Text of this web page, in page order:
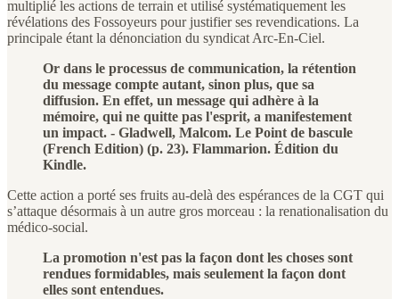
multiplié les actions de terrain et utilisé systématiquement les
révélations des Fossoyeurs pour justifier ses revendications. La
principale étant la dénonciation du syndicat Arc-En-Ciel.
Or dans le processus de communication, la rétention
du message compte autant, sinon plus, que sa
diffusion. En effet, un message qui adhère à la
mémoire, qui ne quitte pas l'esprit, a manifestement
un impact. - Gladwell, Malcom. Le Point de bascule
(French Edition) (p. 23). Flammarion. Édition du
Kindle.
Cette action a porté ses fruits au-delà des espérances de la CGT qui
s’attaque désormais à un autre gros morceau : la renationalisation du
médico-social.
La promotion n'est pas la façon dont les choses sont
rendues formidables, mais seulement la façon dont
elles sont entendues.